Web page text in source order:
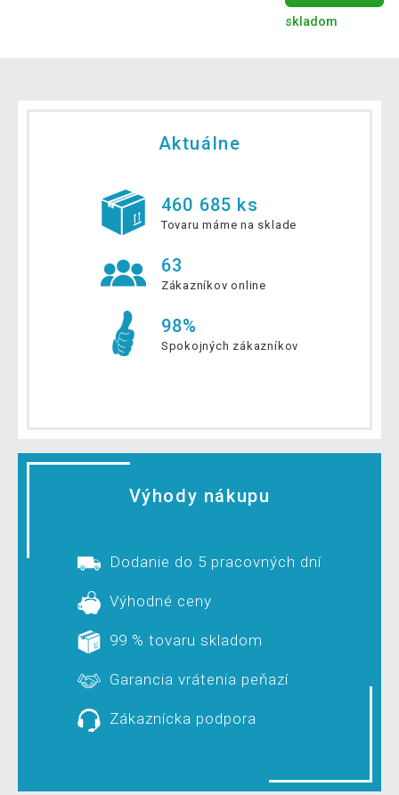
skladom
Aktuálne
460 685 ks
Tovaru máme na sklade
63
Zákazníkov online
98%
Spokojných zákazníkov
Výhody nákupu
Dodanie do 5 pracovných dní
Výhodné ceny
99 % tovaru skladom
Garancia vrátenia peňazí
Zákaznícka podpora